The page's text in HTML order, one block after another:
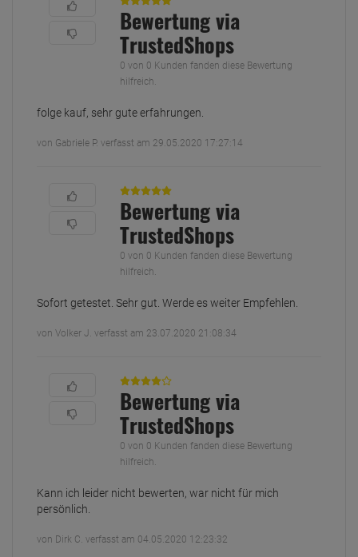
Bewertung via
TrustedShops
0 von 0 Kunden fanden diese Bewertung
hilfreich.
folge kauf, sehr gute erfahrungen.
von Gabriele P. verfasst am 29.05.2020 17:27:14
Bewertung via
TrustedShops
0 von 0 Kunden fanden diese Bewertung
hilfreich.
Sofort getestet. Sehr gut. Werde es weiter Empfehlen.
von Volker J. verfasst am 23.07.2020 21:08:34
Bewertung via
TrustedShops
0 von 0 Kunden fanden diese Bewertung
hilfreich.
Kann ich leider nicht bewerten, war nicht für mich
persönlich.
von Dirk C. verfasst am 04.05.2020 12:23:32